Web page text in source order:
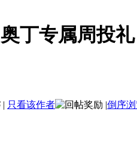
丁专属周投
| 只看该作者 |倒序